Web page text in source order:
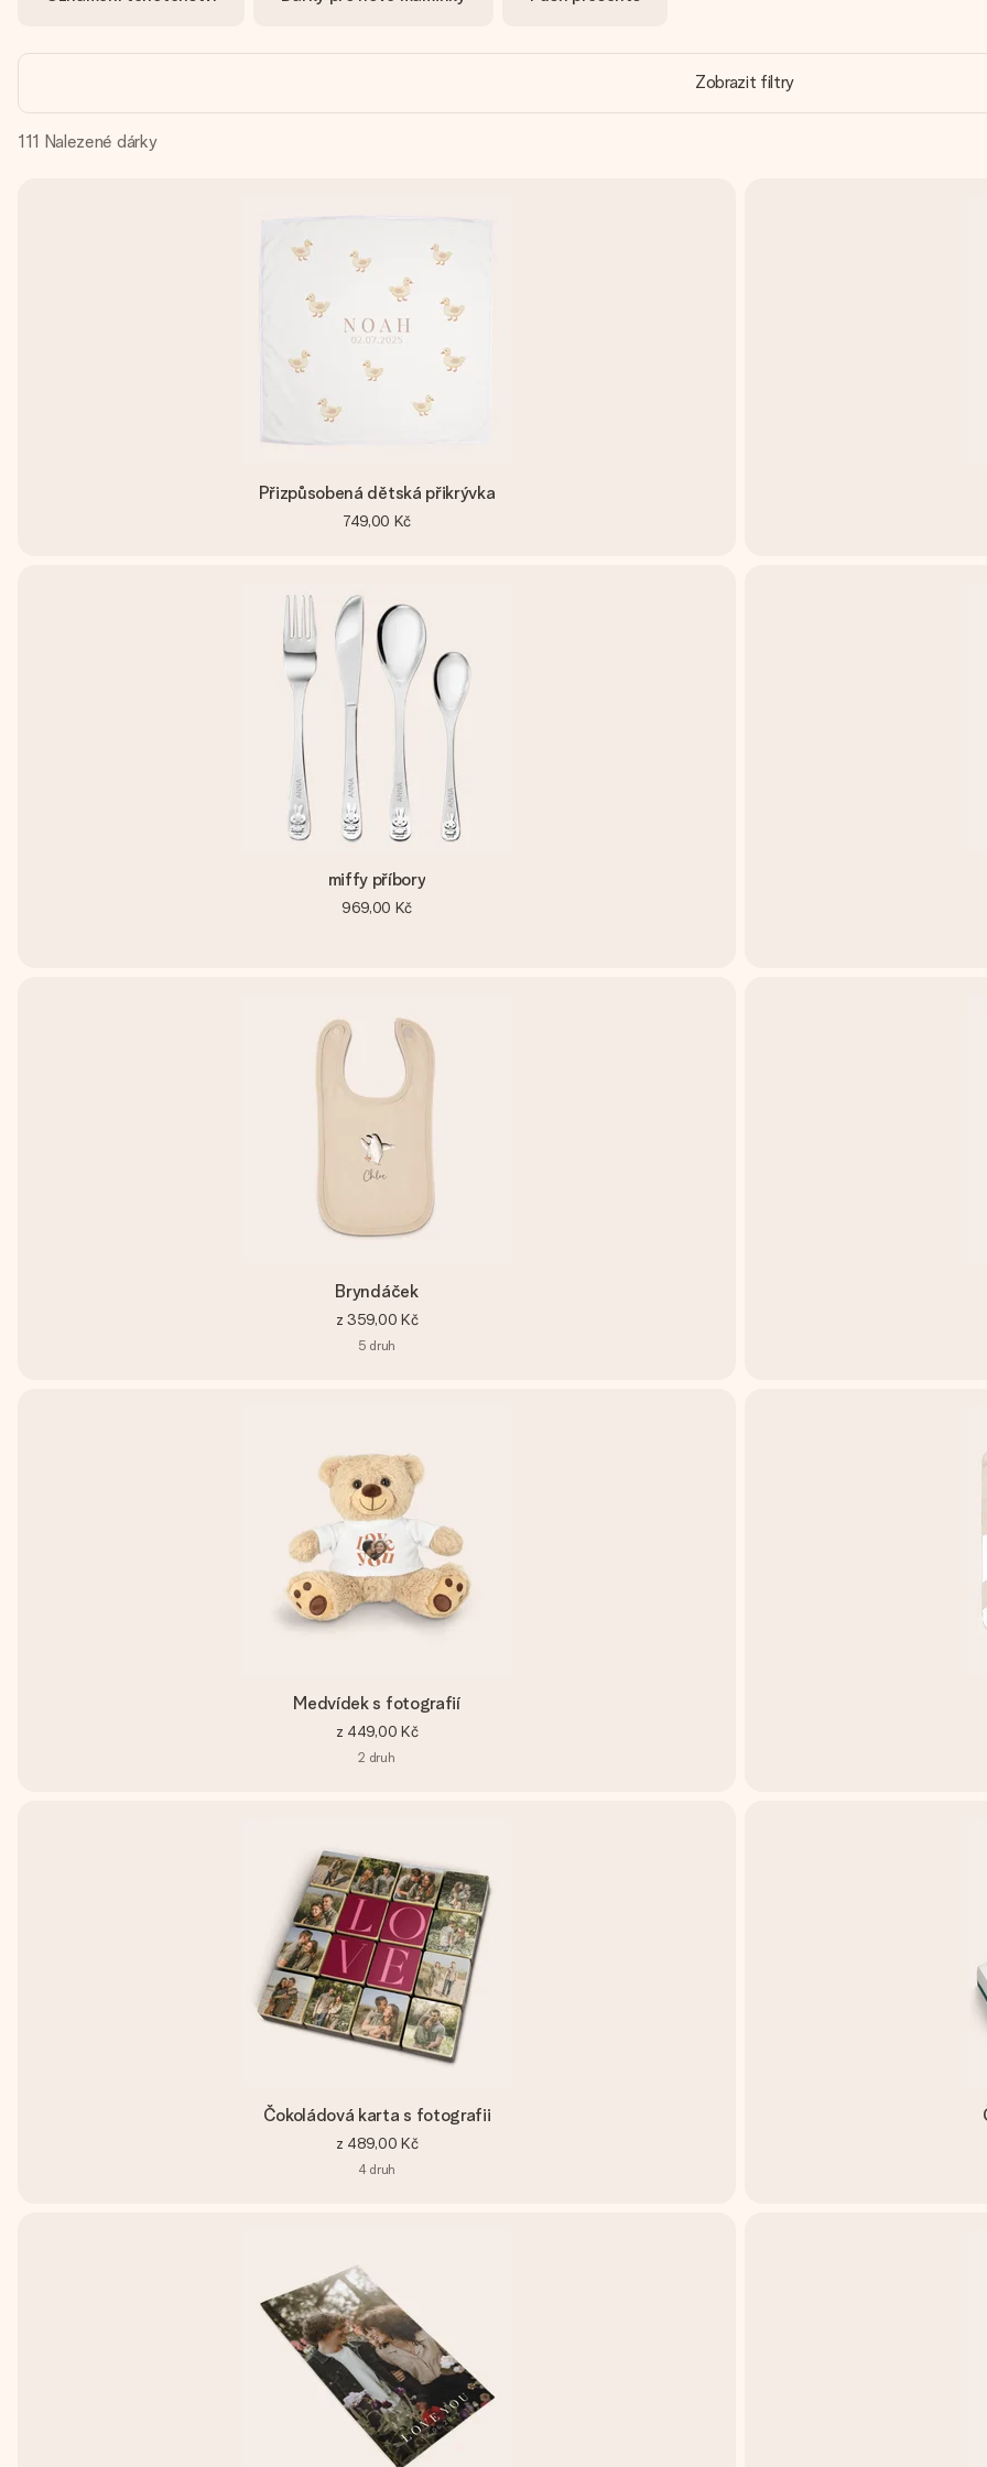
Zobrazit filtry
111 Nalezené dárky
Přizpůsobená dětská přikrývka
749,00 Kč
miffy příbory
969,00 Kč
Bryndáček
z 359,00 Kč
5 druh
Medvídek s fotografií
z 449,00 Kč
2 druh
Čokoládová karta s fotografii
z 489,00 Kč
4 druh